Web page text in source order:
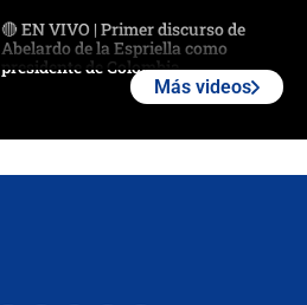
🔴 EN VIVO | Primer discurso de
Abelardo de la Espriella como
presidente de Colombia
Más videos